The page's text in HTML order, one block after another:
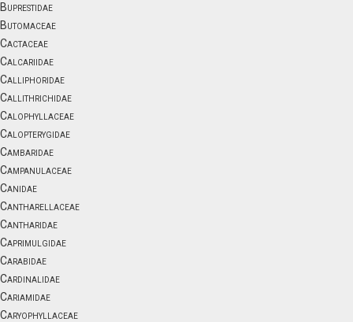
Buprestidae
Butomaceae
Cactaceae
Calcariidae
Calliphoridae
Callithrichidae
Calophyllaceae
Calopterygidae
Cambaridae
Campanulaceae
Canidae
Cantharellaceae
Cantharidae
Caprimulgidae
Carabidae
Cardinalidae
Cariamidae
Caryophyllaceae